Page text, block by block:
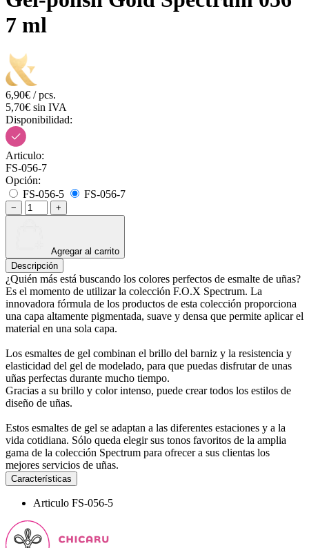
7 ml
6,90€ / pcs.
5,70€ sin IVA
Disponibilidad:
Articulo:
FS-056-7
Opción:
FS-056-5
FS-056-7
− +
Agregar al carrito
Descripción
¿Quién más está buscando los colores perfectos de esmalte de uñas?
Es el momento de utilizar la colección F.O.X Spectrum. La
innovadora fórmula de los productos de esta colección proporciona
una capa altamente pigmentada, suave y densa que permite aplicar el
material en una sola capa.
Los esmaltes de gel combinan el brillo del barniz y la resistencia y
elasticidad del gel de modelado, para que puedas disfrutar de unas
uñas perfectas durante mucho tiempo.
Gracias a su brillo y color intenso, puede crear todos los estilos de
diseño de uñas.
Estos esmaltes de gel se adaptan a las diferentes estaciones y a la
vida cotidiana. Sólo queda elegir sus tonos favoritos de la amplia
gama de la colección Spectrum para ofrecer a sus clientas los
mejores servicios de uñas.
Características
Articulo FS-056-5